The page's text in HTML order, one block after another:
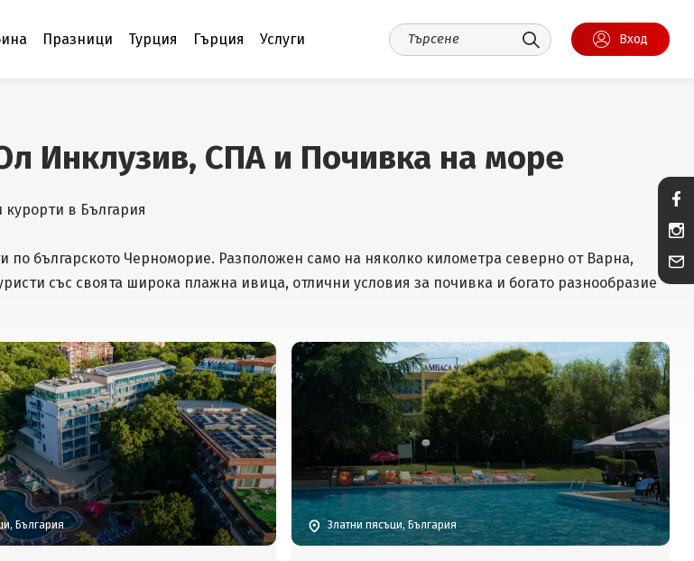
Празници Турция Гърция Услуги Вход
Инклузив, СПА и Почивка на море
в България
българското Черноморие. Разположен само на няколко километра северно от Варна,
със своята широка плажна ивица, отлични условия за почивка и богато разнообразие
България Златни пясъци, България